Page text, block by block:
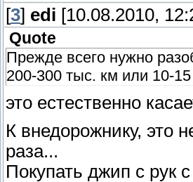
[3] edi [10.08.2010,
Quote
Прежде всего нужно
200-300 тыс. км или 10-15
это естественно
К внедорожнику, это
раза...
Покупать джип с рук